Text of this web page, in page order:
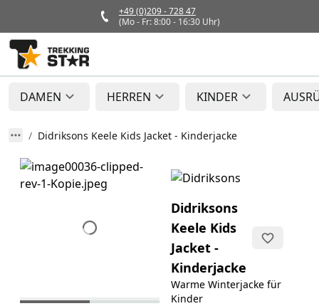
+49 (0)209 - 728 47
(Mo - Fr: 8:00 - 16:30 Uhr)
DAMEN HERREN KINDER
Didriksons Keele Kids Jacket - Kinderjacke
Didriksons
Keele Kids
Jacket -
Kinderjacke
Warme Winterjacke für
Kinder